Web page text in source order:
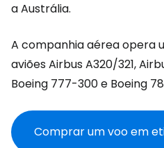
a Austrália.
A companhia aérea opera
aviões Airbus A320/321,
Boeing 777-300 e Boeing
Comprar um voo em